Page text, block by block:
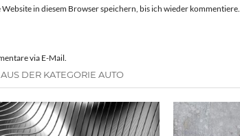
in diesem Browser speichern, bis ich wieder kommentiere.
via E-Mail.
DER KATEGORIE AUTO